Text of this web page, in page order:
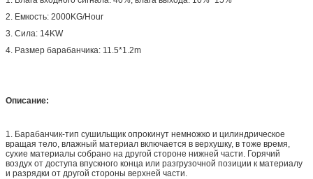
2. Емкость: 2000KG/Hour
3. Сила: 14KW
4. Размер барабанчика: 11.5*1.2m
Описание:
1. Барабанчик-тип сушильщик опрокинут немножко и цилиндрическое
вращая тело, влажный материал включается в верхушку, в тоже время,
сухие материалы собрано на другой стороне нижней части. Горячий
воздух от доступа впускного конца или разгрузочной позиции к материалу
и разрядки от другой стороны верхней части.